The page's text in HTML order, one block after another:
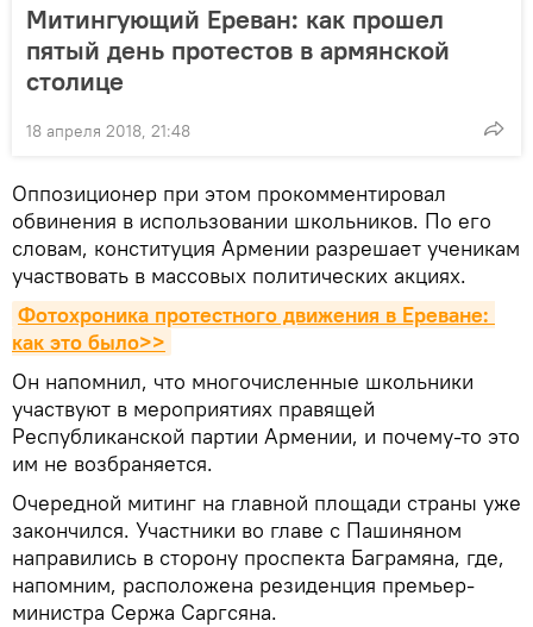
Митингующий Ереван: как прошел
пятый день протестов в армянской
столице
18 апреля 2018, 21:48
Оппозиционер при этом прокомментировал
обвинения в использовании школьников. По его
словам, конституция Армении разрешает ученикам
участвовать в массовых политических акциях.
Фотохроника протестного движения в Ереване:
как это было>>
Он напомнил, что многочисленные школьники
участвуют в мероприятиях правящей
Республиканской партии Армении, и почему-то это
им не возбраняется.
Очередной митинг на главной площади страны уже
закончился. Участники во главе с Пашиняном
направились в сторону проспекта Баграмяна, где,
напомним, расположена резиденция премьер-
министра Сержа Саргсяна.